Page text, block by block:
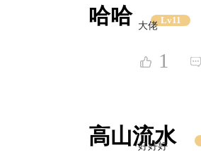
哈哈 Lv11
大佬
1
高山流水
好好好